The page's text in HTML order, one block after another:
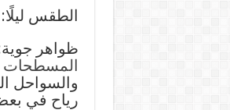
الطقس
ظواهر
المسطحات
والسواحل
رياح في